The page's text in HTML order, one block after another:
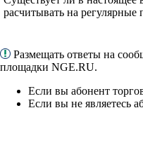
расчитывать на
Размещать ответы на
площадки NGE.RU.
Если вы абонент
Если вы не являетесь